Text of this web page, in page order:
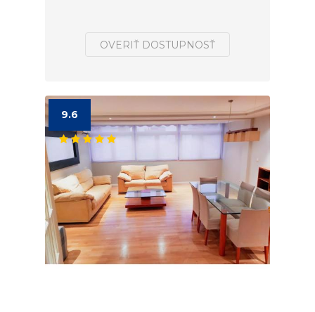
OVERIŤ DOSTUPNOSŤ
9.6